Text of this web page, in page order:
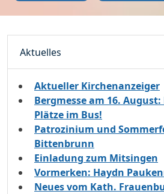
Aktuelles
Aktueller Kirchenanzeiger
Bergmesse am 16.
Plätze im Bus!
Patrozinium und
Bittenbrunn
Einladung zum Mitsingen
Vormerken: Haydn
Neues vom Kath.